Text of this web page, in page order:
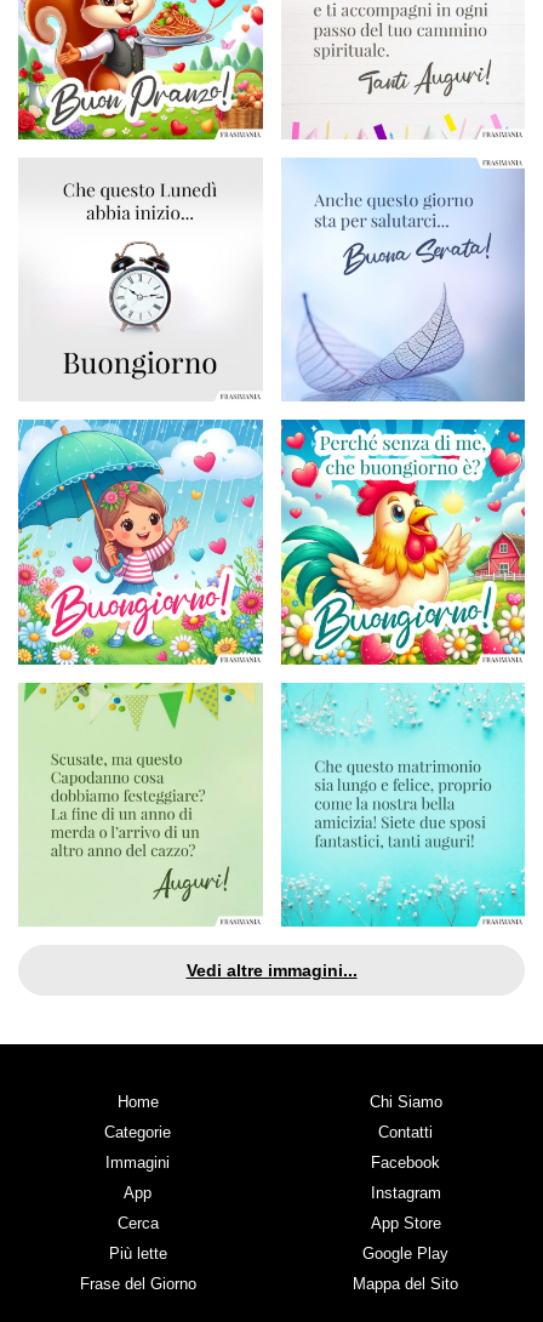
Vedi altre immagini...
Home
Categorie
Immagini
App
Cerca
Più lette
Frase del Giorno
Chi Siamo
Contatti
Facebook
Instagram
App Store
Google Play
Mappa del Sito